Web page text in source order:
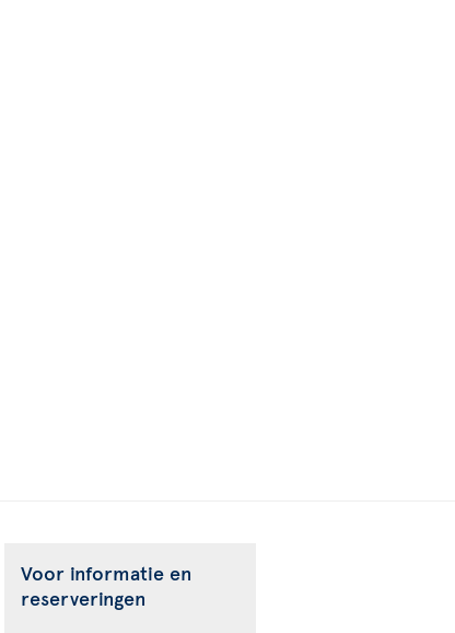
Voor informatie en
reserveringen